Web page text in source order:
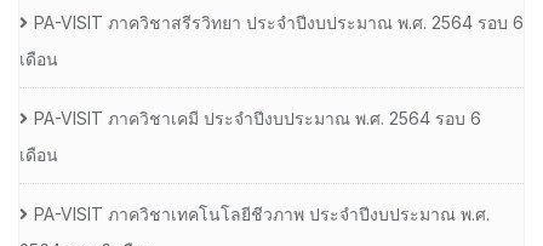
PA-VISIT ภาควิชาสรีรวิทยา ประจำปีงบประมาณ พ.ศ. 2564 รอบ 6
เดือน
PA-VISIT ภาควิชาเคมี ประจำปีงบประมาณ พ.ศ. 2564 รอบ 6
เดือน
PA-VISIT ภาควิชาเทคโนโลยีชีวภาพ ประจำปีงบประมาณ พ.ศ.